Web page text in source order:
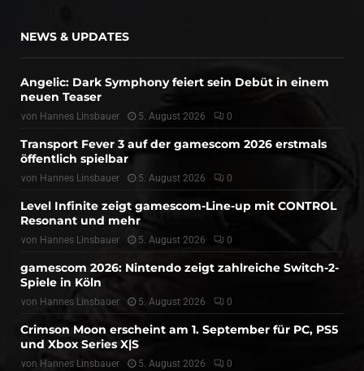
NEWS & UPDATES
Angelic: Dark Symphony feiert sein Debüt in einem
neuen Teaser
von Hannes Linsbauer 5. August 2026 0
Transport Fever 3 auf der gamescom 2026 erstmals
öffentlich spielbar
von Hannes Linsbauer 5. August 2026 0
Level Infinite zeigt gamescom-Line-up mit CONTROL
Resonant und mehr
von Hannes Linsbauer 5. August 2026 0
gamescom 2026: Nintendo zeigt zahlreiche Switch-2-
Spiele in Köln
von Hannes Linsbauer 5. August 2026 0
Crimson Moon erscheint am 1. September für PC, PS5
und Xbox Series X|S
von Hannes Linsbauer 5. August 2026 0